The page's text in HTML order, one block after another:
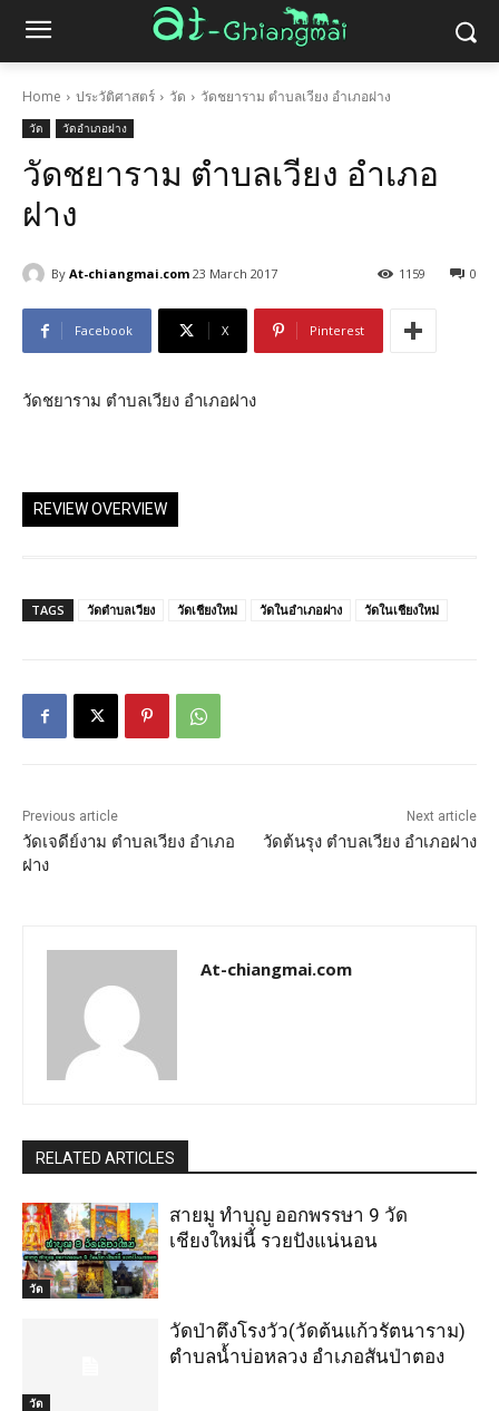
Home ประวัติศาสตร์ วัด วัดชยาราม ตำบลเวียง อำเภอฝาง
วัด วัดอำเภอฝาง
วัดชยาราม ตำบลเวียง อำเภอ
ฝาง
By At-chiangmai.com 23 March 2017 0
1159
Facebook X Pinterest
วัดชยาราม ตำบลเวียง อำเภอฝาง
REVIEW OVERVIEW
TAGS วัดตำบลเวียง วัดเชียงใหม่ วัดในอำเภอฝาง วัดในเชียงใหม่
Previous article
วัดเจดีย์งาม ตำบลเวียง อำเภอ
ฝาง
Next article
วัดต้นรุง ตำบลเวียง อำเภอฝาง
At-chiangmai.com
RELATED ARTICLES
วัด
สายมู ทำบุญ ออกพรรษา 9 วัด
เชียงใหม่นี้ รวยปังแน่นอน
วัด
วัดป่าตึงโรงวัว(วัดต้นแก้วรัตนาราม)
ตำบลน้ำบ่อหลวง อำเภอสันป่าตอง